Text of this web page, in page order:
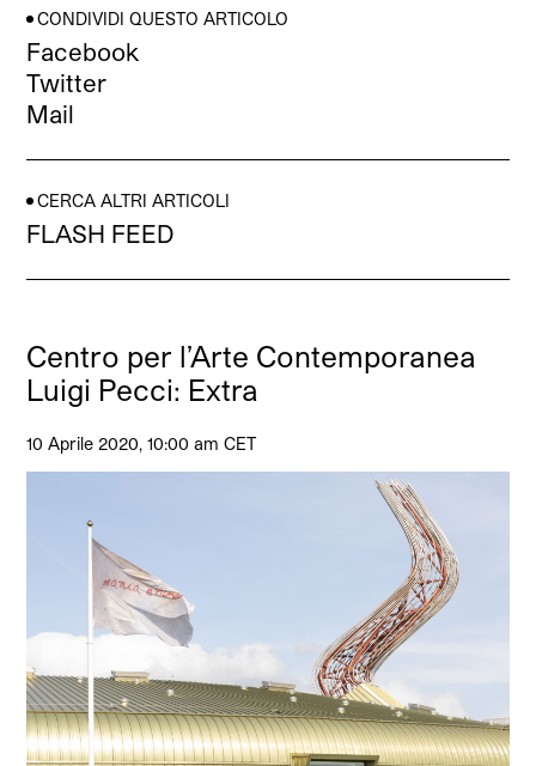
CONDIVIDI QUESTO ARTICOLO
Facebook
Twitter
Mail
CERCA ALTRI ARTICOLI
FLASH FEED
Centro per l’Arte Contemporanea
Luigi Pecci: Extra
10 Aprile 2020, 10:00 am CET